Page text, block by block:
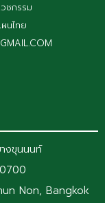
วชกรรม
นไทย
งขุนนนท์
Non, Bangkok